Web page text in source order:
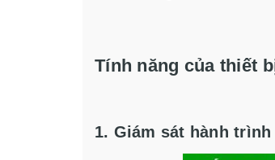
Tính năng của thiết
1. Giám sát hành